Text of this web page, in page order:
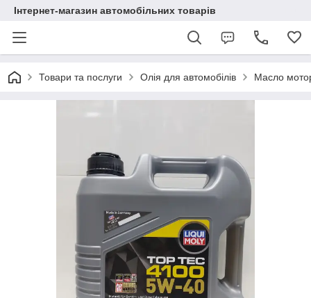
Інтернет-магазин автомобільних товарів
Товари та послуги Олія для автомобілів Масло